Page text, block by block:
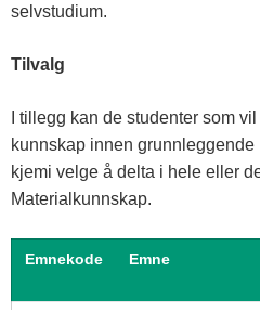
selvstudium.
Tilvalg
I tillegg kan de studenter som
kunnskap innen
kjemi velge å delta i hele eller
Materialkunnskap.
Emnekode Emne